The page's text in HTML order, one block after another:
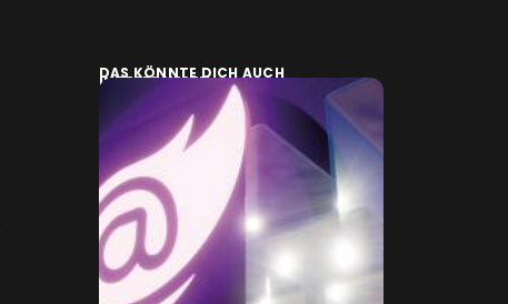
DAS KÖNNTE DICH AUCH
INTERESSIEREN: